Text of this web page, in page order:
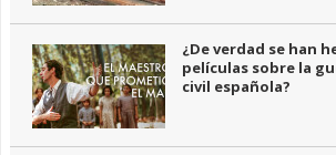
¿De verdad se han
películas sobre la
civil española?